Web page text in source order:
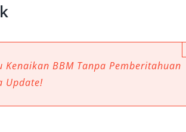
BBM Tanpa Pemberitahuan
Update!